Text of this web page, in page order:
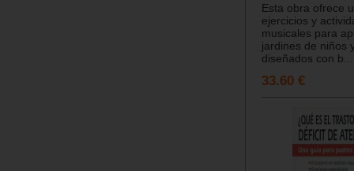
Esta obra ofrece
ejercicios y
musicales para
jardines de niños
diseñados con b...
33.60 €